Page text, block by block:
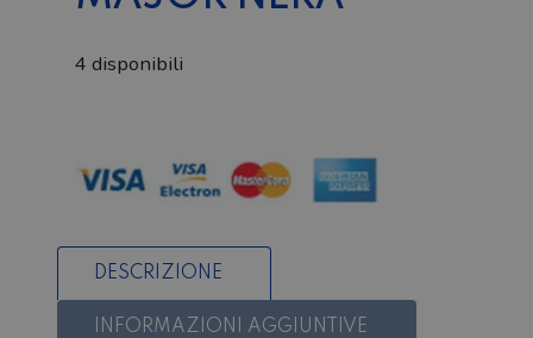
4 disponibili
Major
quantità
DESCRIZIONE
INFORMAZIONI AGGIUNTIVE